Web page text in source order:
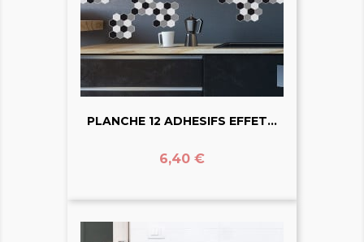
PLANCHE 12 ADHESIFS EFFET...
Prix
6,40 €